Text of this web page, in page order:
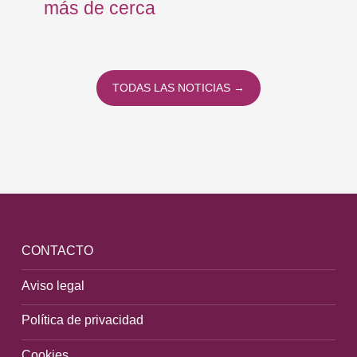
más de cerca
TODAS LAS NOTICIAS →
CONTACTO
Aviso legal
Política de privacidad